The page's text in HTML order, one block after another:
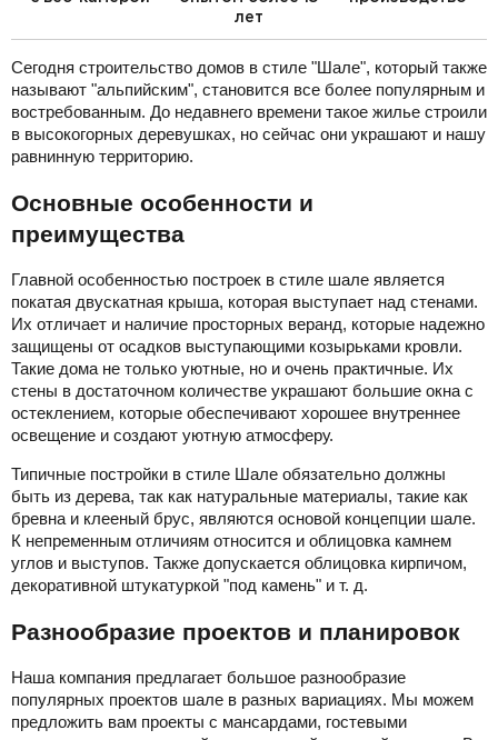
лет
Сегодня строительство домов в стиле "Шале", который также
называют "альпийским", становится все более популярным и
востребованным. До недавнего времени такое жилье строили
в высокогорных деревушках, но сейчас они украшают и нашу
равнинную территорию.
Основные особенности и
преимущества
Главной особенностью построек в стиле шале является
покатая двускатная крыша, которая выступает над стенами.
Их отличает и наличие просторных веранд, которые надежно
защищены от осадков выступающими козырьками кровли.
Такие дома не только уютные, но и очень практичные. Их
стены в достаточном количестве украшают большие окна с
остеклением, которые обеспечивают хорошее внутреннее
освещение и создают уютную атмосферу.
Типичные постройки в стиле Шале обязательно должны
быть из дерева, так как натуральные материалы, такие как
бревна и клееный брус, являются основой концепции шале.
К непременным отличиям относится и облицовка камнем
углов и выступов. Также допускается облицовка кирпичом,
декоративной штукатуркой "под камень" и т. д.
Разнообразие проектов и планировок
Наша компания предлагает большое разнообразие
популярных проектов шале в разных вариациях. Мы можем
предложить вам проекты с мансардами, гостевыми